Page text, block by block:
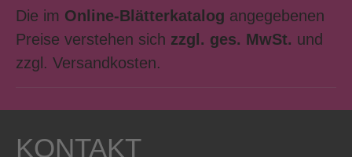
Die im Online-Blätterkatalog angegebenen
Preise verstehen sich zzgl. ges. MwSt. und
zzgl. Versandkosten.
KONTAKT